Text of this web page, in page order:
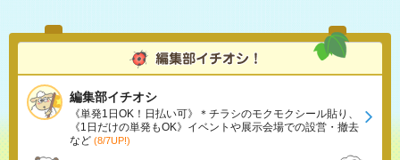
編集部イチオシ
《単発1日OK！日払い可》＊チラシのモクモクシール貼り、
《1日だけの単発もOK》イベントや展示会場での設営・撤去
など (8/7UP!)